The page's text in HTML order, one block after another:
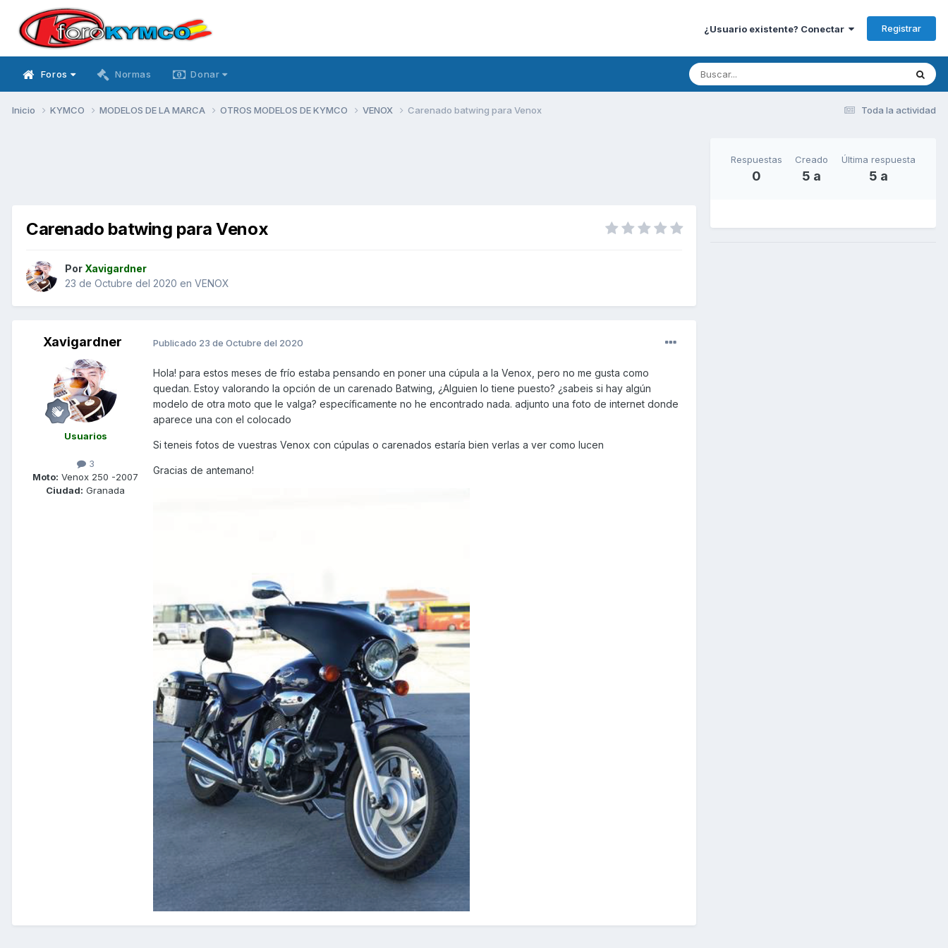
¿Usuario existente? Conectar Registrar
Foros Normas Donar
Toda la actividad
Inicio KYMCO MODELOS DE LA MARCA OTROS MODELOS DE KYMCO VENOX Carenado batwing para Venox
Carenado batwing para Venox
Por Xavigardner
23 de Octubre del 2020 en VENOX
Xavigardner
Usuarios
3
Moto: Venox 250 -2007
Ciudad: Granada
Publicado 23 de Octubre del 2020
Hola! para estos meses de frío estaba pensando en poner una cúpula a la Venox, pero no me gusta como
quedan. Estoy valorando la opción de un carenado Batwing, ¿Alguien lo tiene puesto? ¿sabeis si hay algún
modelo de otra moto que le valga? específicamente no he encontrado nada. adjunto una foto de internet donde
aparece una con el colocado
Si teneis fotos de vuestras Venox con cúpulas o carenados estaría bien verlas a ver como lucen
Gracias de antemano!
Respuestas
0
Creado
5 a
Última respuesta
5 a